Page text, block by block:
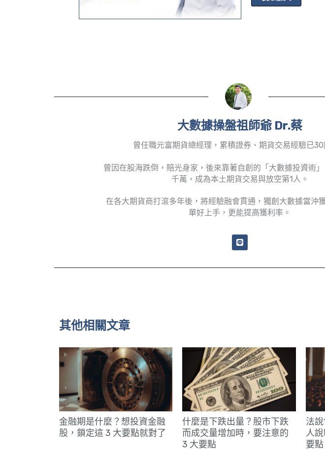
大數據操盤祖師爺 Dr.蔡
曾任職元富期貨總經理，累積證券、期貨交易經驗已30
曾因在股海跌倒，賠光身家，後來靠著自創的「大數據投資術
千萬，成為本土期貨交易與放空第1人。
在各大期貨商打滾多年後，將經驗融會貫通，獨創大數據當沖
單好上手，更能提高獲利率。
L
i
其他相關文章
金融期是什麼？想投資金融
股，鎖定這 3 大要點就對了
什麼是下跌出量？股市下跌
而成交量增加時，要注意的
3 大要點
法
人
要點